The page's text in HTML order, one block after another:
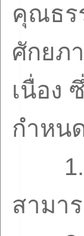
คุณธร
ศักยภ
เนื่อง
กำหน
1.
สามา